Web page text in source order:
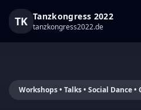
TK Tanzkongress 2022
tanzkongress2022.de
Workshops • Talks • Social Dance